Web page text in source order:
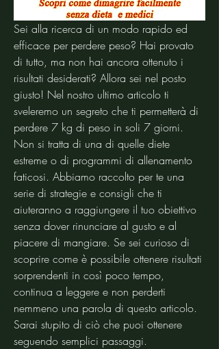
Sei alla ricerca di un modo rapido ed
efficace per perdere peso? Hai provato
di tutto, ma non hai ancora ottenuto i
risultati desiderati? Allora sei nel posto
giusto! Nel nostro ultimo articolo ti
sveleremo un segreto che ti permetterà di
perdere 7 kg di peso in soli 7 giorni.
Non si tratta di una di quelle diete
estreme o di programmi di allenamento
faticosi. Abbiamo raccolto per te una
serie di strategie e consigli che ti
aiuteranno a raggiungere il tuo obiettivo
senza dover rinunciare al gusto e al
piacere di mangiare. Se sei curioso di
scoprire come è possibile ottenere risultati
sorprendenti in così poco tempo,
continua a leggere e non perderti
nemmeno una parola di questo articolo.
Sarai stupito di ciò che puoi ottenere
seguendo semplici passaggi.